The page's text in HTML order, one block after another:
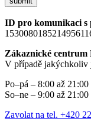
ID pro komunikaci s
Zákaznické centrum
V případě jakýchkoliv
Po–pá – 8:00 až 21:00
So–ne – 9:00 až 21:00
Zavolat na tel. +420